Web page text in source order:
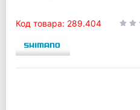
Код товара: 289.404